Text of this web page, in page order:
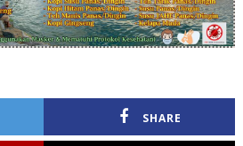
SHARE